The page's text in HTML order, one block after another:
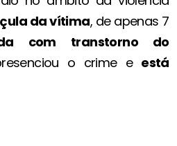
da vítima, de apenas 7
com transtorno do
o crime e está